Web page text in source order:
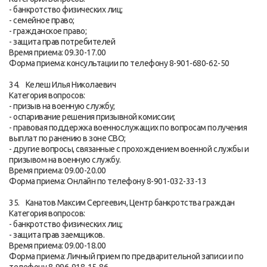
- банкротство физических лиц;
- семейное право;
- гражданское право;
- защита прав потребителей
Время приема: 09.30-17.00
Форма приема: консультации по телефону 8-901-680-62-50
34. Келеш Илья Николаевич
Категория вопросов:
- призыв на военную службу;
- оспаривание решения призывной комиссии;
- правовая поддержка военнослужащих по вопросам получения
выплат по ранению в зоне СВО;
- другие вопросы, связанные с прохождением военной службы и
призывом на военную службу.
Время приема: 09.00-20.00
Форма приема: Онлайн по телефону 8-901-032-33-13
35. Канатов Максим Сергеевич, Центр банкротства граждан
Категория вопросов:
- банкротство физических лиц;
- защита прав заемщиков.
Время приема: 09.00-18.00
Форма приема: Личный прием по предварительной записи и по